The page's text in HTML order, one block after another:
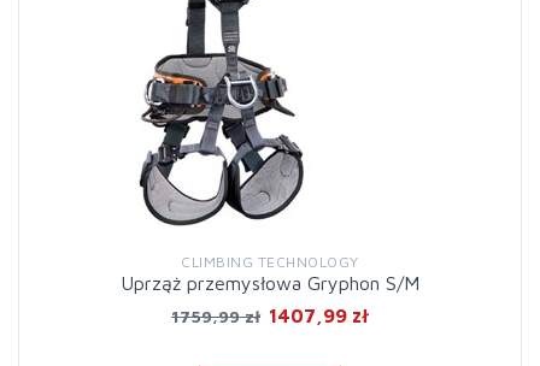
CLIMBING TECHNOLOGY
Uprząż przemysłowa Gryphon S/M
1759,99 zł 1407,99 zł